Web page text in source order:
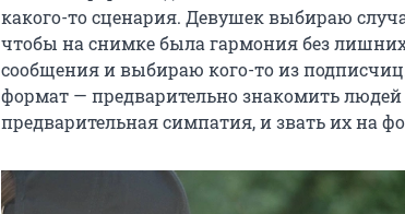
какого-то сценария. Девушек выбираю
чтобы на снимке была гармония без
сообщения и выбираю кого-то из
формат — предварительно знакомить
предварительная симпатия, и звать их на